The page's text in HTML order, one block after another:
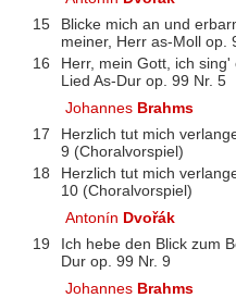
15
Blicke mich an und
meiner, Herr as-Moll op.
16
Herr, mein Gott, ich sing'
Lied As-Dur op. 99 Nr. 5
Johannes Brahms
17
Herzlich tut mich
9 (Choralvorspiel)
18
Herzlich tut mich
10 (Choralvorspiel)
Antonín Dvořák
19
Ich hebe den Blick zum
Dur op. 99 Nr. 9
Johannes Brahms